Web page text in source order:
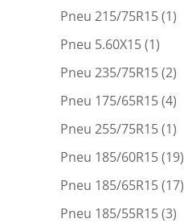
Pneu 215/75R15(1)
Pneu 5.60X15(1)
Pneu 235/75R15(2)
Pneu 175/65R15(4)
Pneu 255/75R15(1)
Pneu 185/60R15(19)
Pneu 185/65R15(17)
Pneu 185/55R15(3)